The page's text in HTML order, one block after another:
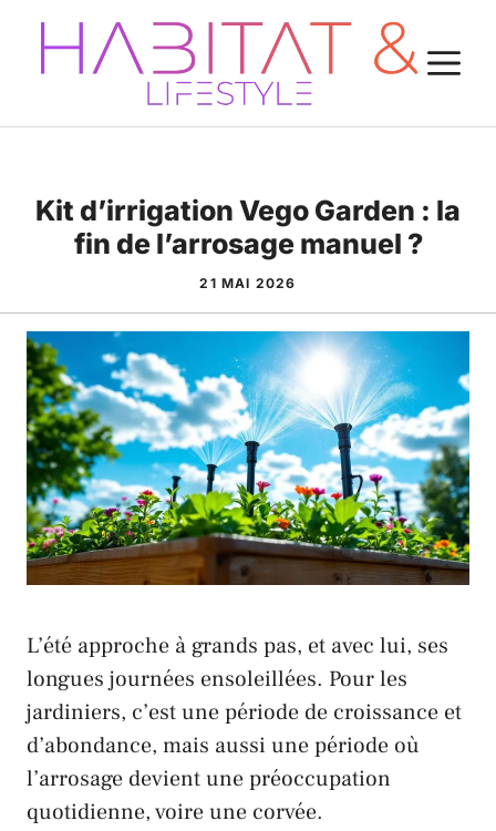
Aller
contenu
Kit d’irrigation Vego Garden : la
fin de l’arrosage manuel ?
21 MAI 2026
L’été approche à grands pas, et avec lui, ses
longues journées ensoleillées. Pour les
jardiniers, c’est une période de croissance et
d’abondance, mais aussi une période où
l’arrosage devient une préoccupation
quotidienne, voire une corvée.